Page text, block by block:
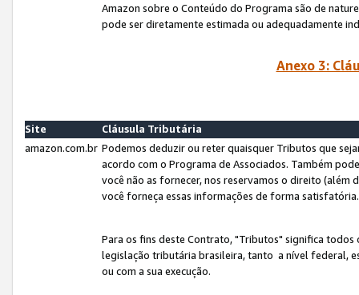
Amazon sobre o Conteúdo do Programa são de
pode ser diretamente estimada ou adequadamente
Anexo 3:
Site
Cláusula Tributária
amazon.com.br Podemos deduzir ou reter quaisquer Tributos que
acordo com o Programa de Associados. Também
você não as fornecer, nos reservamos o direito (além
você forneça essas informações de forma
Para os fins deste Contrato, "Tributos" significa
legislação tributária brasileira, tanto a nível federal,
ou com a sua execução.